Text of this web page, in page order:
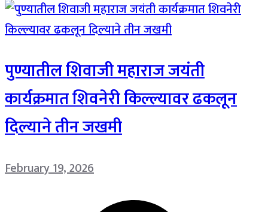
पुण्यातील शिवाजी महाराज जयंती
कार्यक्रमात शिवनेरी किल्ल्यावर ढकलून
दिल्याने तीन जखमी
February 19, 2026